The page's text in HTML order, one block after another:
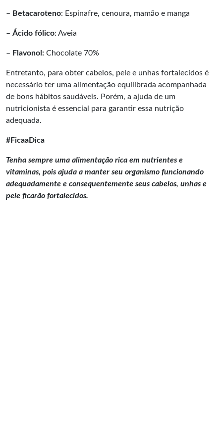
– Betacaroteno: Espinafre, cenoura, mamão e manga
– Ácido fólico: Aveia
– Flavonol: Chocolate 70%
Entretanto, para obter cabelos, pele e unhas fortalecidos é
necessário ter uma alimentação equilibrada acompanhada
de bons hábitos saudáveis. Porém, a ajuda de um
nutricionista é essencial para garantir essa nutrição
adequada.
#FicaaDica
Tenha sempre uma alimentação rica em nutrientes e
vitaminas, pois ajuda a manter seu organismo funcionando
adequadamente e consequentemente seus cabelos, unhas e
pele ficarão fortalecidos.